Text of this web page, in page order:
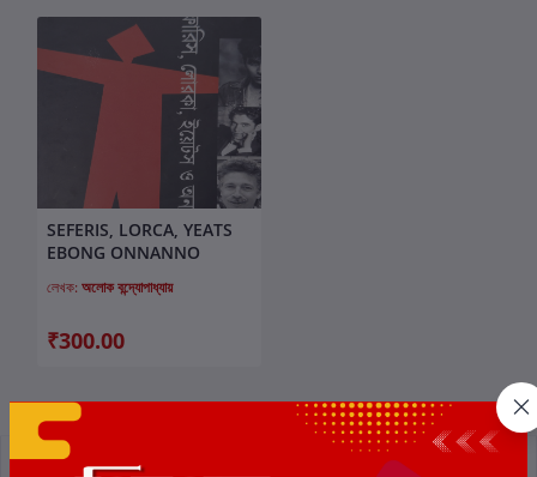
কার্টে যোগ করুন
SEFERIS, LORCA, YEATS
EBONG ONNANNO
লেখক: অলোক বন্দ্যোপাধ্যায়
₹300.00